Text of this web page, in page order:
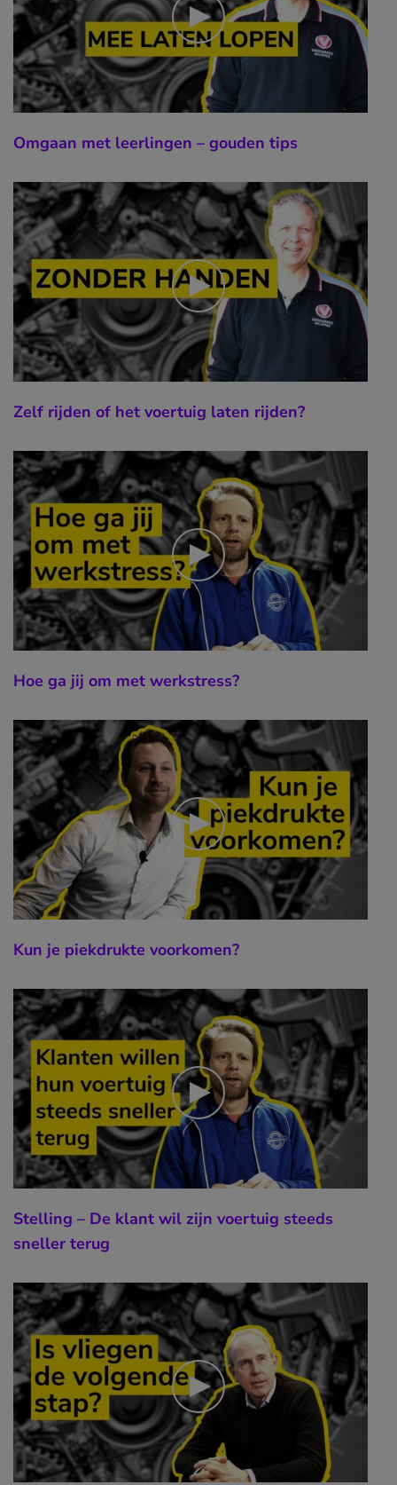
Omgaan met leerlingen – gouden tips
Zelf rijden of het voertuig laten rijden?
Hoe ga jij om met werkstress?
Kun je piekdrukte voorkomen?
Stelling – De klant wil zijn voertuig steeds
sneller terug